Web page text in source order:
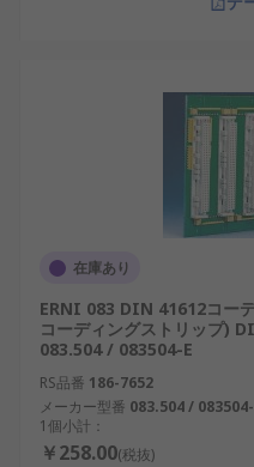
在庫あり
ERNI 083 DIN 41612コー
コーディングストリップ)
083.504 / 083504-E
RS品番 186-7652
メーカー型番 083.504 /
1個小計：
￥258.00(税抜)